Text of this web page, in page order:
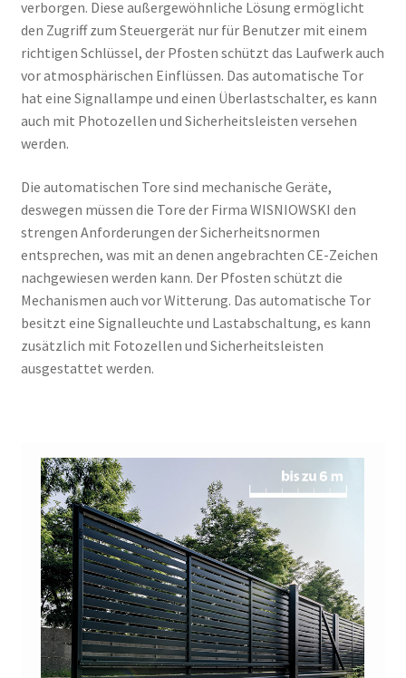
verborgen. Diese außergewöhnliche Lösung ermöglicht
den Zugriff zum Steuergerät nur für Benutzer mit einem
richtigen Schlüssel, der Pfosten schützt das Laufwerk auch
vor atmosphärischen Einflüssen. Das automatische Tor
hat eine Signallampe und einen Überlastschalter, es kann
auch mit Photozellen und Sicherheitsleisten versehen
werden.
Die automatischen Tore sind mechanische Geräte,
deswegen müssen die Tore der Firma WISNIOWSKI den
strengen Anforderungen der Sicherheitsnormen
entsprechen, was mit an denen angebrachten CE-Zeichen
nachgewiesen werden kann. Der Pfosten schützt die
Mechanismen auch vor Witterung. Das automatische Tor
besitzt eine Signalleuchte und Lastabschaltung, es kann
zusätzlich mit Fotozellen und Sicherheitsleisten
ausgestattet werden.